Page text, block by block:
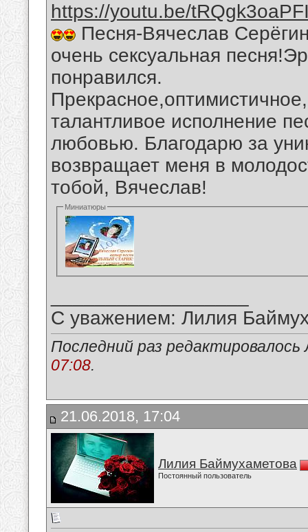
https://youtu.be/
Песня-Вячеслав
очень сексуальная
понравился.
талантливое исполнение
любовью. Благодарю за
возвращает меня в
тобой, Вячеслав!
Миниатюры
С уважением: Лилия
Последний раз
07:08.
21.06.2018, 17:04
Лилия Баймухаметова
Постоянный пользователь